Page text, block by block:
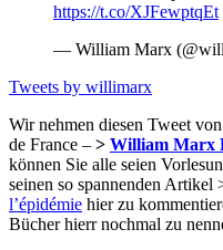
https://t.co/XJFewptqEt
— William Marx
Tweets by willimarx
Wir nehmen diesen Tweet
de France – > William Marx
können Sie alle seien
seinen so spannenden Artikel
l’épidémie hier zu
Bücher hierr nochmal zu